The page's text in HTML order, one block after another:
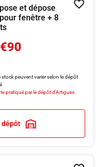
et dépose
fenêtre + 8
€90
stock peuvent varier selon le dépôt
pratiqué par le dépôt d'Artigues.
dépôt